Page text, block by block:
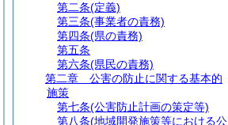
第二条(定義)
第三条(事業者の責務)
第四条(県の責務)
第五条
第六条(県民の責務)
第二章
公害の防止に関する基本的
施策
第七条(公害防止計画の策定等)
第八条(地域開発施策等における公